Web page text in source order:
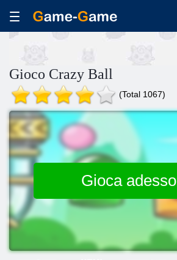
Gioco Crazy Ball
(Total 1067)
Gioca adesso